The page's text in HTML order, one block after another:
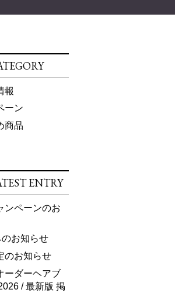
報
ーン
商品
ENTRY
ンペーンのお
お知らせ
のお知らせ
ーダーヘアブ
/ 最新版 掲